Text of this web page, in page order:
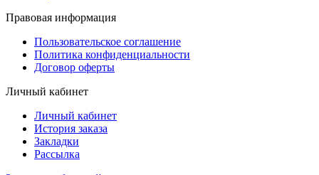
Правовая информация
Пользовательское соглашение
Политика конфиденциальности
Договор оферты
Личный кабинет
Личный кабинет
История заказа
Закладки
Рассылка